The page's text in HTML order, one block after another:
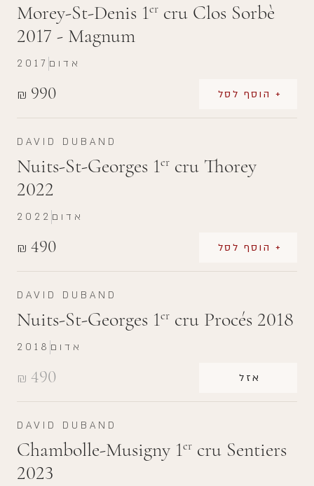
Morey-St-Denis 1er cru Clos Sorbè
2017 - Magnum
₪ 990 + הוסף לסל
2017 אדום
DAVID DUBAND
Nuits-St-Georges 1er cru Thorey
2022
₪ 490 + הוסף לסל
2022 אדום
DAVID DUBAND
Nuits-St-Georges 1er cru Procés 2018
₪ 490 אזל
2018 אדום
DAVID DUBAND
Chambolle-Musigny 1er cru Sentiers
2023